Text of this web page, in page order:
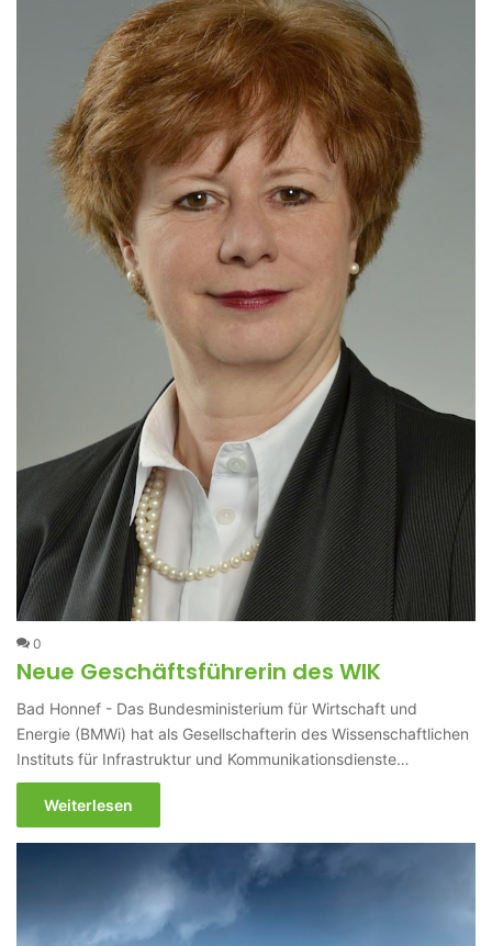
0
Neue Geschäftsführerin des WIK
Bad Honnef - Das Bundesministerium für Wirtschaft und
Energie (BMWi) hat als Gesellschafterin des Wissenschaftlichen
Instituts für Infrastruktur und Kommunikationsdienste…
Weiterlesen